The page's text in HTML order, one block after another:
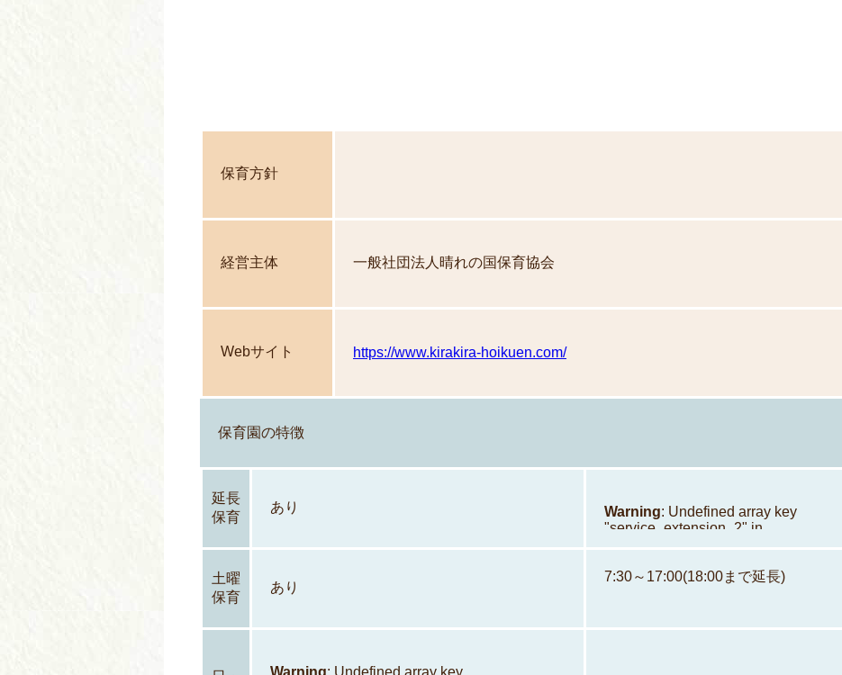
保育方針
経営主体 一般社団法人晴れの国保育協会
Webサイト https://www.kirakira-hoikuen.com/
保育園の特徴
延長
保育
あり Warning: Undefined array key
"service_extension_2" in
/home/xb902148/hoiraku.jp/
childcare_okayama.phpon line
土曜
保育
あり
7:30～17:00(18:00まで延長)
Warning: Undefined array key